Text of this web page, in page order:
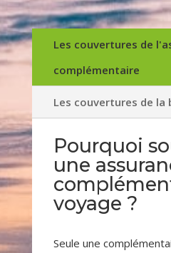
Les couvertures de
complémentaire
Les couvertures de la
Pourquoi
une
voyage ?
Seule une